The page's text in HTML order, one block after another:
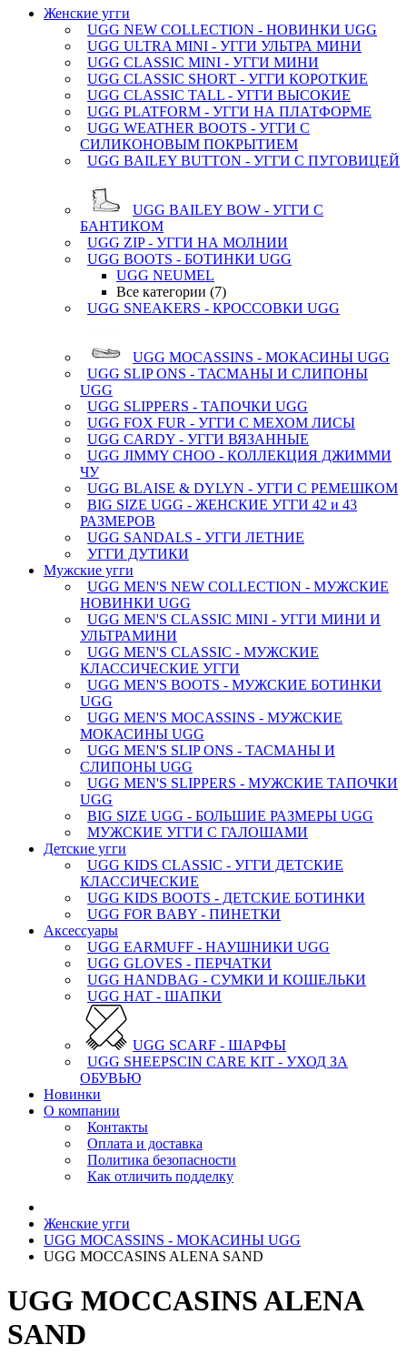
Женские угги
UGG NEW COLLECTION - НОВИНКИ UGG
UGG ULTRA MINI - УГГИ УЛЬТРА МИНИ
UGG CLASSIC MINI - УГГИ МИНИ
UGG CLASSIC SHORT - УГГИ КОРОТКИЕ
UGG CLASSIC TALL - УГГИ ВЫСОКИЕ
UGG PLATFORM - УГГИ НА ПЛАТФОРМЕ
UGG WEATHER BOOTS - УГГИ С
СИЛИКОНОВЫМ ПОКРЫТИЕМ
UGG BAILEY BUTTON - УГГИ С ПУГОВИЦЕЙ
UGG BAILEY BOW - УГГИ С
БАНТИКОМ
UGG ZIP - УГГИ НА МОЛНИИ
UGG BOOTS - БОТИНКИ UGG
UGG NEUMEL
Все категории (7)
UGG SNEAKERS - КРОССОВКИ UGG
UGG MOCASSINS - МОКАСИНЫ UGG
UGG SLIP ONS - ТАСМАНЫ И СЛИПОНЫ
UGG
UGG SLIPPERS - ТАПОЧКИ UGG
UGG FOX FUR - УГГИ С МЕХОМ ЛИСЫ
UGG CARDY - УГГИ ВЯЗАННЫЕ
UGG JIMMY CHOO - КОЛЛЕКЦИЯ ДЖИММИ
ЧУ
UGG BLAISE & DYLYN - УГГИ С РЕМЕШКОМ
BIG SIZE UGG - ЖЕНСКИЕ УГГИ 42 и 43
РАЗМЕРОВ
UGG SANDALS - УГГИ ЛЕТНИЕ
УГГИ ДУТИКИ
Мужские угги
UGG MEN'S NEW COLLECTION - МУЖСКИЕ
НОВИНКИ UGG
UGG MEN'S CLASSIC MINI - УГГИ МИНИ И
УЛЬТРАМИНИ
UGG MEN'S CLASSIC - МУЖСКИЕ
КЛАССИЧЕСКИЕ УГГИ
UGG MEN'S BOOTS - МУЖСКИЕ БОТИНКИ
UGG
UGG MEN'S MOCASSINS - МУЖСКИЕ
МОКАСИНЫ UGG
UGG MEN'S SLIP ONS - ТАСМАНЫ И
СЛИПОНЫ UGG
UGG MEN'S SLIPPERS - МУЖСКИЕ ТАПОЧКИ
UGG
BIG SIZE UGG - БОЛЬШИЕ РАЗМЕРЫ UGG
МУЖСКИЕ УГГИ С ГАЛОШАМИ
Детские угги
UGG KIDS CLASSIC - УГГИ ДЕТСКИЕ
КЛАССИЧЕСКИЕ
UGG KIDS BOOTS - ДЕТСКИЕ БОТИНКИ
UGG FOR BABY - ПИНЕТКИ
Аксессуары
UGG EARMUFF - НАУШНИКИ UGG
UGG GLOVES - ПЕРЧАТКИ
UGG HANDBAG - СУМКИ И КОШЕЛЬКИ
UGG HAT - ШАПКИ
UGG SCARF - ШАРФЫ
UGG SHEEPSCIN CARE KIT - УХОД ЗА
ОБУВЬЮ
Новинки
О компании
Контакты
Оплата и доставка
Политика безопасности
Как отличить подделку
Женские угги
UGG MOCASSINS - МОКАСИНЫ UGG
UGG MOCCASINS ALENA SAND
UGG MOCCASINS ALENA
SAND